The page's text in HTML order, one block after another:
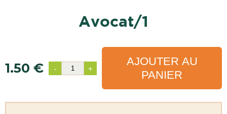
avocat/1
1.50 € - +
AJOUTER AU
PANIER